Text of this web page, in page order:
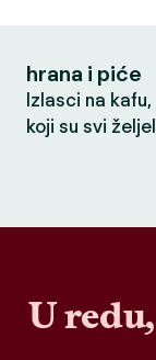
hrana i piće
Izlasci na
koji su svi
U